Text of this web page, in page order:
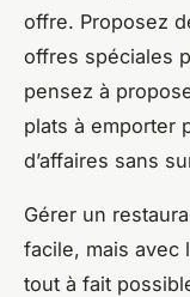
offre. Proposez
offres spéciales
pensez à
plats à emporter
d’affaires sans
Gérer un
facile, mais avec
tout à fait